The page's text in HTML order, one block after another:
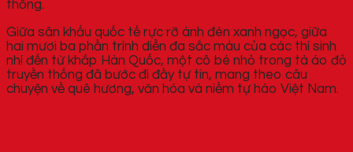
thống.
Giữa sân khấu quốc tế rực rỡ ánh đèn xanh ngọc, giữa
hai mươi ba phần trình diễn đa sắc màu của các thí sinh
nhí đến từ khắp Hàn Quốc, một cô bé nhỏ trong tà áo đỏ
truyền thống đã bước đi đầy tự tin, mang theo câu
chuyện về quê hương, văn hóa và niềm tự hào Việt Nam.